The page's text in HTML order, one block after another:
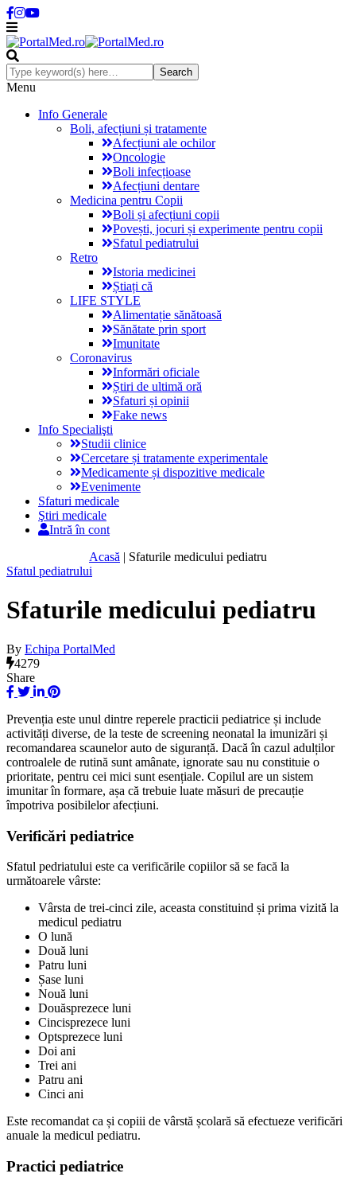
Menu
Info Generale
Boli, afecțiuni și tratamente
Afecțiuni ale ochilor
Oncologie
Boli infecțioase
Afecțiuni dentare
Medicina pentru Copii
Boli și afecțiuni copii
Povești, jocuri și experimente pentru copii
Sfatul pediatrului
Retro
Istoria medicinei
Știați că
LIFE STYLE
Alimentație sănătoasă
Sănătate prin sport
Imunitate
Coronavirus
Informări oficiale
Știri de ultimă oră
Sfaturi și opinii
Fake news
Info Specialişti
Studii clinice
Cercetare și tratamente experimentale
Medicamente și dispozitive medicale
Evenimente
Sfaturi medicale
Ştiri medicale
Intră în cont
Acasă | Sfaturile medicului pediatru
Sfatul pediatrului
Sfaturile medicului pediatru
By Echipa PortalMed
4279
Share
Prevenția este unul dintre reperele practicii pediatrice și include
activități diverse, de la teste de screening neonatal la imunizări și
recomandarea scaunelor auto de siguranță. Dacă în cazul adulților
controalele de rutină sunt amânate, ignorate sau nu constituie o
prioritate, pentru cei mici sunt esențiale. Copilul are un sistem
imunitar în formare, așa că trebuie luate măsuri de precauție
împotriva posibilelor afecțiuni.
Verificări pediatrice
Sfatul pedriatului este ca verificările copiilor să se facă la
următoarele vârste:
Vârsta de trei-cinci zile, aceasta constituind și prima vizită la
medicul pediatru
O lună
Două luni
Patru luni
Șase luni
Nouă luni
Douăsprezece luni
Cincisprezece luni
Optsprezece luni
Doi ani
Trei ani
Patru ani
Cinci ani
Este recomandat ca și copiii de vârstă școlară să efectueze verificări
anuale la medicul pediatru.
Practici pediatrice